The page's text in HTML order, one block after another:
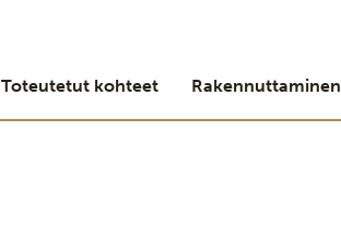
Toteutetut kohteet Rakennuttaminen